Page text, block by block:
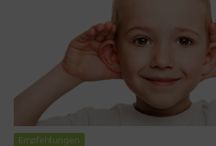
Empfehlungen